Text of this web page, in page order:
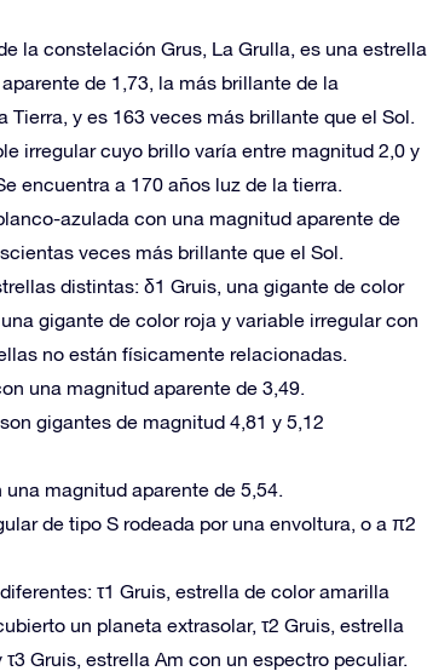
la constelación Grus, La Grulla, es una estrella
de 1,73, la más brillante de la
y es 163 veces más brillante que el Sol.
irregular cuyo brillo varía entre magnitud 2,0 y
encuentra a 170 años luz de la tierra.
azulada con una magnitud aparente de
veces más brillante que el Sol.
distintas: δ1 Gruis, una gigante de color
gigante de color roja y variable irregular con
no están físicamente relacionadas.
una magnitud aparente de 3,49.
gigantes de magnitud 4,81 y 5,12
magnitud aparente de 5,54.
de tipo S rodeada por una envoltura, o a π2
τ1 Gruis, estrella de color amarilla
un planeta extrasolar, τ2 Gruis, estrella
Gruis, estrella Am con un espectro peculiar.